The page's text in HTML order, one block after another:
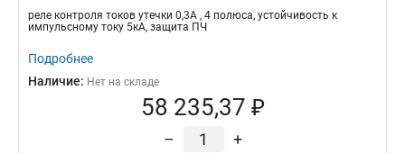
03-U
реле контроля токов утечки 0,3А , 4 полюса, устойчивость к
импульсному току 5кА, защита ПЧ
Подробнее
Наличие: Нет на складе
58 235,37 ₽
– +